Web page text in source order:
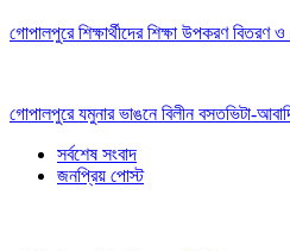
গোপালপুরে শিক্ষার্থীদের শিক্ষা উপকরণ বিতরণ ও
গোপালপুরে যমুনার ভাঙনে বিলীন বসতভিটা-
সর্বশেষ সংবাদ
জনপ্রিয় পোস্ট